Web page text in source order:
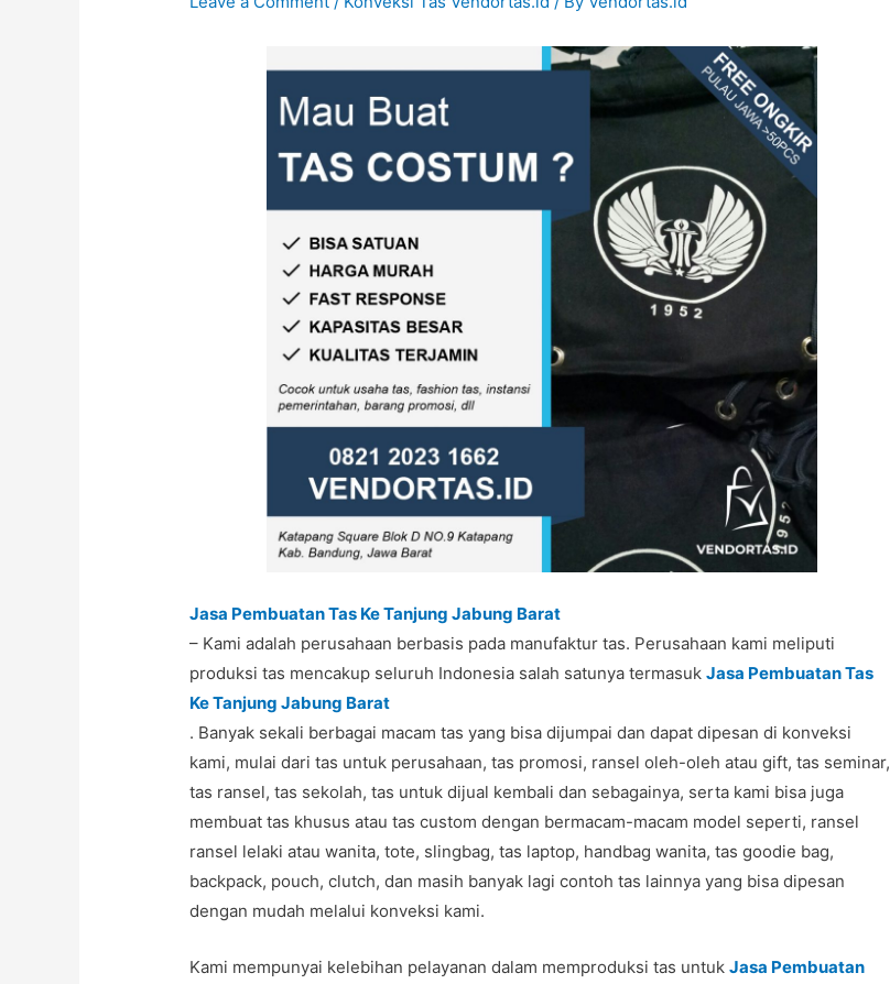
Jasa Pembuatan Tas Ke Tanjung Jabung Barat
– Kami adalah perusahaan berbasis pada manufaktur tas. Perusahaan kami meliputi
produksi tas mencakup seluruh Indonesia salah satunya termasukJasa Pembuatan Tas
Ke Tanjung Jabung Barat
. Banyak sekali berbagai macam tas yang bisa dijumpai dan dapat dipesan di konveksi
kami, mulai dari tas untuk perusahaan, tas promosi, ransel oleh-oleh atau gift, tas seminar,
tas ransel, tas sekolah, tas untuk dijual kembali dan sebagainya, serta kami bisa juga
membuat tas khusus atau tas custom dengan bermacam-macam model seperti, ransel
ransel lelaki atau wanita, tote, slingbag, tas laptop, handbag wanita, tas goodie bag,
backpack, pouch, clutch, dan masih banyak lagi contoh tas lainnya yang bisa dipesan
dengan mudah melalui konveksi kami.
Kami mempunyai kelebihan pelayanan dalam memproduksi tas untukJasa Pembuatan